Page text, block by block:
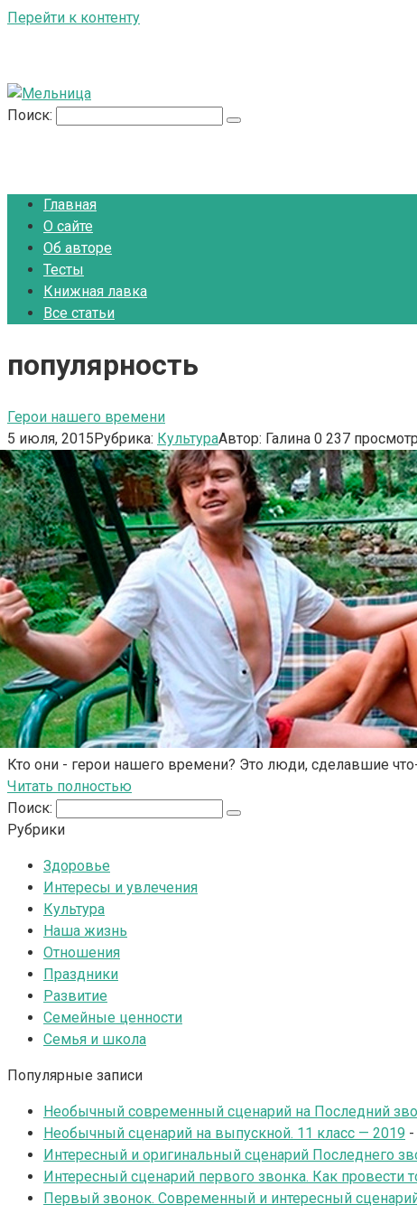
Перейти к контенту
Поиск:
Главная
О сайте
Об авторе
Тесты
Книжная лавка
Все статьи
популярность
Герои нашего времени
5 июля, 2015Рубрика: КультураАвтор: Галина 0 237
Кто они - герои нашего времени? Это люди, сделавшие
Читать полностью
Поиск:
Рубрики
Здоровье
Интересы и увлечения
Культура
Наша жизнь
Отношения
Праздники
Развитие
Семейные ценности
Семья и школа
Популярные записи
Необычный современный сценарий на Последний
Необычный сценарий на выпускной. 11 класс — 2019
Интересный и оригинальный сценарий Последнего
Интересный сценарий первого звонка. Как провести
Первый звонок. Современный и интересный